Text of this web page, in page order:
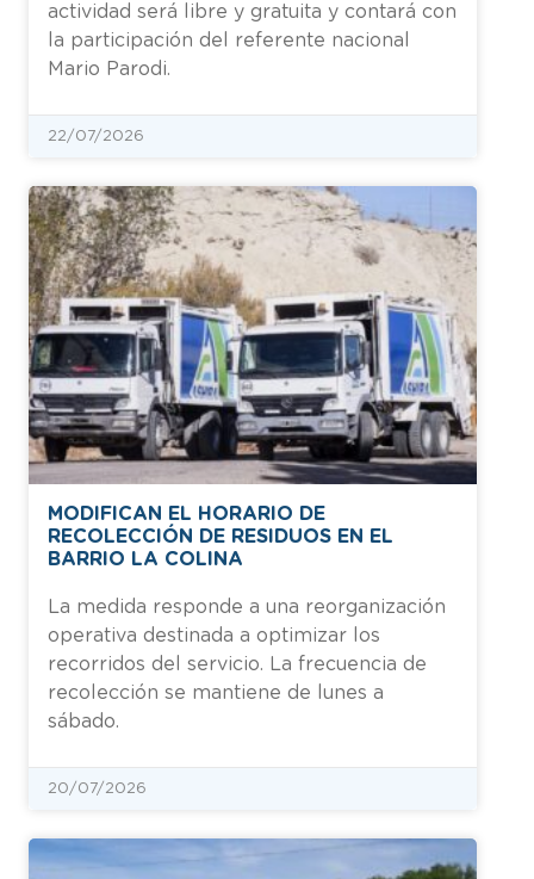
actividad será libre y gratuita y contará con
la participación del referente nacional
Mario Parodi.
22/07/2026
MODIFICAN EL HORARIO DE
RECOLECCIÓN DE RESIDUOS EN EL
BARRIO LA COLINA
La medida responde a una reorganización
operativa destinada a optimizar los
recorridos del servicio. La frecuencia de
recolección se mantiene de lunes a
sábado.
20/07/2026